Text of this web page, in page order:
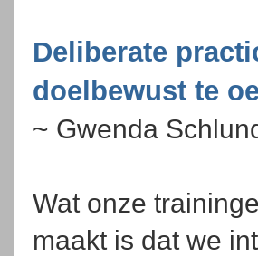
Deliberate
doelbewust te
~ Gwenda
Wat onze
maakt is dat we